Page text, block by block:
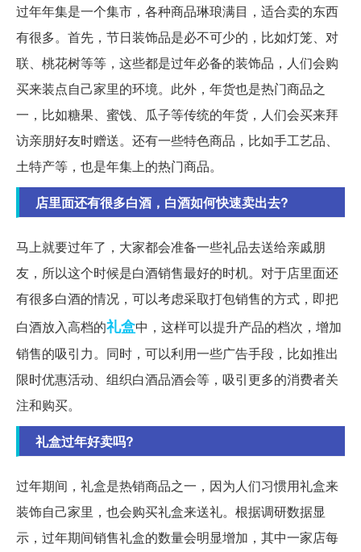
过年年集是一个集市，各种商品琳琅满目，适合卖的东西
有很多。首先，节日装饰品是必不可少的，比如灯笼、对
联、桃花树等等，这些都是过年必备的装饰品，人们会购
买来装点自己家里的环境。此外，年货也是热门商品之
一，比如糖果、蜜饯、瓜子等传统的年货，人们会买来拜
访亲朋好友时赠送。还有一些特色商品，比如手工艺品、
土特产等，也是年集上的热门商品。
店里面还有很多白酒，白酒如何快速卖出去?
马上就要过年了，大家都会准备一些礼品去送给亲戚朋
友，所以这个时候是白酒销售最好的时机。对于店里面还
有很多白酒的情况，可以考虑采取打包销售的方式，即把
白酒放入高档的礼盒中，这样可以提升产品的档次，增加
销售的吸引力。同时，可以利用一些广告手段，比如推出
限时优惠活动、组织白酒品酒会等，吸引更多的消费者关
注和购买。
礼盒过年好卖吗?
过年期间，礼盒是热销商品之一，因为人们习惯用礼盒来
装饰自己家里，也会购买礼盒来送礼。根据调研数据显
示，过年期间销售礼盒的数量会明显增加，其中一家店每